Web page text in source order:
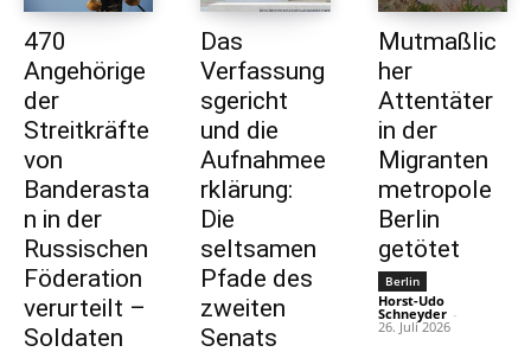
470
Angehörige
der
Streitkräfte
von
Banderasta
n in der
Russischen
Föderation
verurteilt –
Soldaten
Das
Verfassung
sgericht
und die
Aufnahmee
rklärung:
Die
seltsamen
Pfade des
zweiten
Senats
Mutmaßlic
her
Attentäter
in der
Migranten
metropole
Berlin
getötet
Berlin
Horst-Udo
Schneyder -
26. Juli 2026